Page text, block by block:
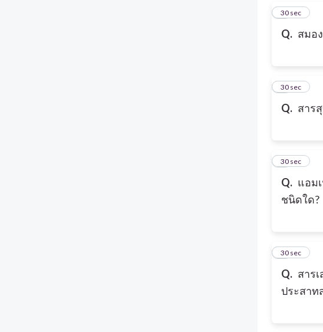
Q. สมอ
3
30 sec
Q. สาร
4
30 sec
Q. แอม
ชนิดใด?
5
30 sec
Q. สาร
ประสาท
6
30 sec